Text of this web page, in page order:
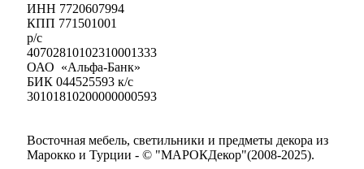
ИНН 7720607994
КПП 771501001
р/с
40702810102310001333
ОАО «Альфа-Банк»
БИК 044525593 к/с
30101810200000000593
Восточная мебель, светильники и предметы декора из
Марокко и Турции - © "МАРОКДекор"(2008-2025).